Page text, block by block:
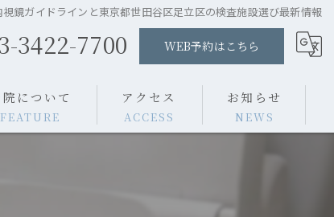
視鏡ガイドラインと東京都世田谷区足立区の検査施設選び最新情報
3422-7700 WEB予約はこちら
院について
FEATURE
アクセス
ACCESS
お知らせ
NEWS